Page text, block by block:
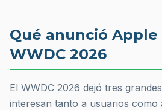
Qué anunció Apple
WWDC 2026
El WWDC 2026 dejó tres
interesan tanto a usuarios como